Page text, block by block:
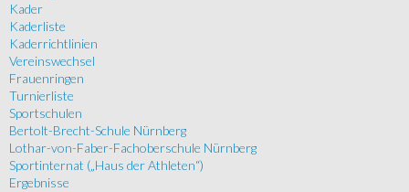
Kader
Kaderliste
Kaderrichtlinien
Vereinswechsel
Frauenringen
Turnierliste
Sportschulen
Bertolt-Brecht-Schule Nürnberg
Lothar-von-Faber-Fachoberschule Nürnberg
Sportinternat („Haus der Athleten“)
Ergebnisse